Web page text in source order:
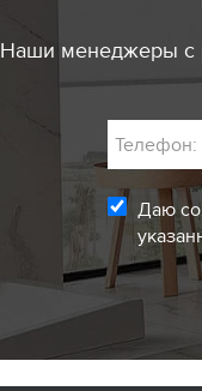
Наши менеджеры с
Телефон:
Даю